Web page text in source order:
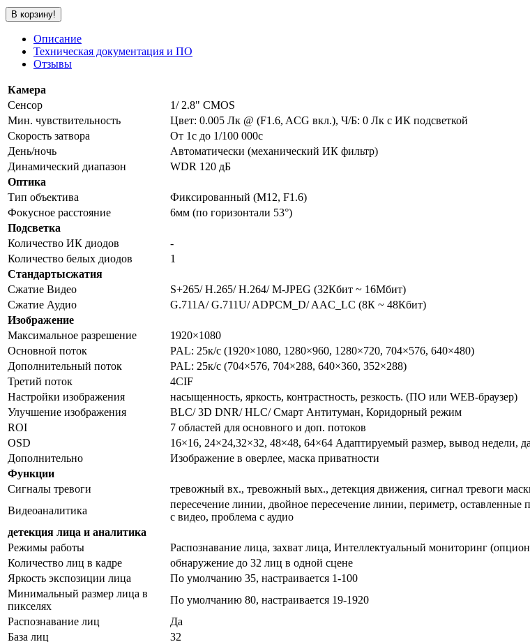
В корзину!
Описание
Техническая документация и ПО
Отзывы
Камера
Сенсор
1/ 2.8" CMOS
Мин. чувствительность
Цвет: 0.005 Лк @ (F1.6, ACG вкл.), Ч/Б: 0 Лк c ИК подсветкой
Скорость затвора
От 1c до 1/100 000c
День/ночь
Автоматически (механический ИК фильтр)
Динамический диапазон
WDR 120 дБ
Оптика
Тип объектива
Фиксированный (M12, F1.6)
Фокусное расстояние
6мм (по горизонтали 53°)
Подсветка
Количество ИК диодов
-
Количество белых диодов
1
Стандартысжатия
Сжатие Видео
S+265/ H.265/ H.264/ M-JPEG (32Кбит ~ 16Мбит)
Сжатие Аудио
G.711A/ G.711U/ ADPCM_D/ AAC_LC (8К ~ 48Кбит)
Изображение
Максимальное разрешение
1920×1080
Основной поток
PAL: 25к/с (1920×1080, 1280×960, 1280×720, 704×576, 640×480)
Дополнительный поток
PAL: 25к/с (704×576, 704×288, 640×360, 352×288)
Третий поток
4CIF
Настройки изображения
насыщенность, яркость, контрастность, резкость. (ПО или WEB-браузер)
Улучшение изображения
BLC/ 3D DNR/ HLC/ Смарт Антитуман, Коридорный режим
ROI
7 областей для основного и доп. потоков
OSD
16×16, 24×24,32×32, 48×48, 64×64 Адаптируемый размер, вывод недели,
Дополнительно
Изображение в оверлее, маска приватности
Функции
Сигналы тревоги
тревожный вх., тревожный вых., детекция движения, сигнал тревоги
Видеоаналитика
пересечение линии, двойное пересечение линии, периметр, оставленные
с видео, проблема с аудио
детекция лица и аналитика
Режимы работы
Распознавание лица, захват лица, Интеллектуальный мониторинг
Количество лиц в кадре
обнаружение до 32 лиц в одной сцене
Яркость экспозиции лица
По умолчанию 35, настраивается 1-100
Минимальный размер лица в
пикселях
По умолчанию 80, настраивается 19-1920
Распознавание лиц
Да
База лиц
32